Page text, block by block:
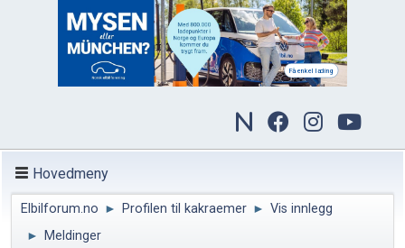
Hovedmeny
Elbilforum.no ► Profilen til kakraemer ► Vis innlegg
►
Meldinger